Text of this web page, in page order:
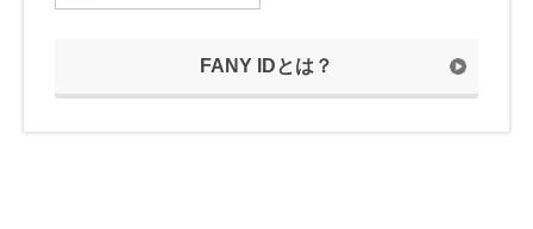
FANY IDとは？